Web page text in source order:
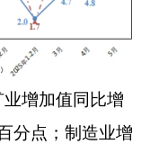
业增加值同比增
分点；制造业增